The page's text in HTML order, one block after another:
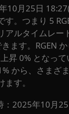
10月25日
す。つまり 5
アルタイムレー
きます。RGEN
昇 0% となっ
から、さまざ
ます。
：2025年10月